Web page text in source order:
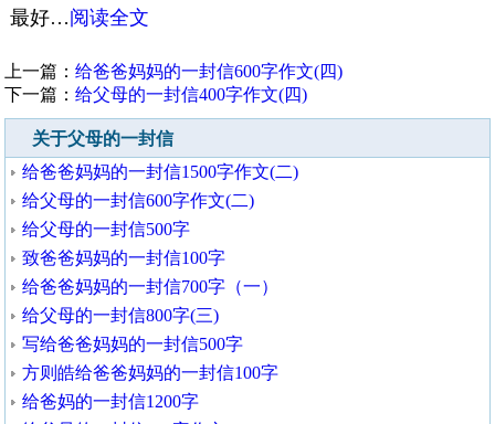
最好…阅读全文
上一篇：给爸爸妈妈的一封信600字作文(四)
下一篇：给父母的一封信400字作文(四)
关于父母的一封信
给爸爸妈妈的一封信1500字作文(二)
给父母的一封信600字作文(二)
给父母的一封信500字
致爸爸妈妈的一封信100字
给爸爸妈妈的一封信700字（一）
给父母的一封信800字(三)
写给爸爸妈妈的一封信500字
方则皓给爸爸妈妈的一封信100字
给爸妈的一封信1200字